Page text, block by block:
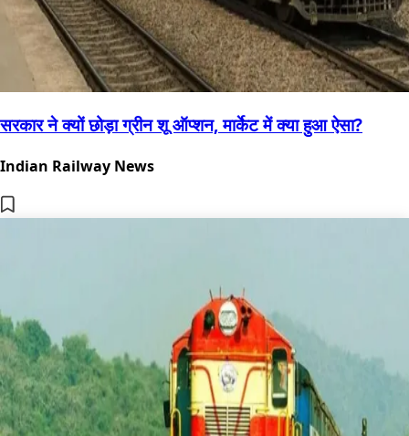
सरकार ने क्यों छोड़ा ग्रीन शू ऑप्शन, मार्केट में क्या हुआ ऐसा?
Indian Railway News